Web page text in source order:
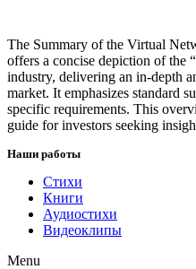
The Summary of the Virtual
offers a concise depiction of the
industry, delivering an in-depth
market. It emphasizes standard
specific requirements. This
guide for investors seeking
Наши работы
Стихи
Книги
Аудиостихи
Видеоклипы
Menu